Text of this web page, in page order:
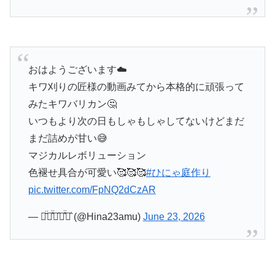
おはようございます☁️
キワ刈りの匠様の動画みてから本格的に頑張って
みたキワバリカン🤔
いつもより次の日もしゃもしゃしてないけどまだ
まだ詰めが甘い😅
マジカルレボリューション
色褪せ具合が可愛い🥰🥰🥰#ひにゃ庭作り
pic.twitter.com/FpNQ2dCzAR
— ひ̆̈に̊̈ゃ̂に̊̈ゃ̂ (@Hina23amu) June 23, 2026